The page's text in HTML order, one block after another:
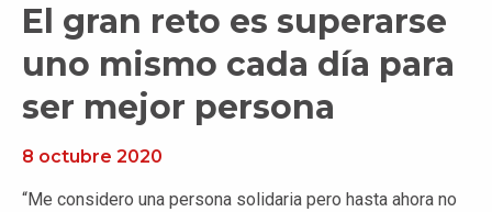
El gran reto es superarse
uno mismo cada día para
ser mejor persona
8 octubre 2020
“Me considero una persona solidaria pero hasta ahora no